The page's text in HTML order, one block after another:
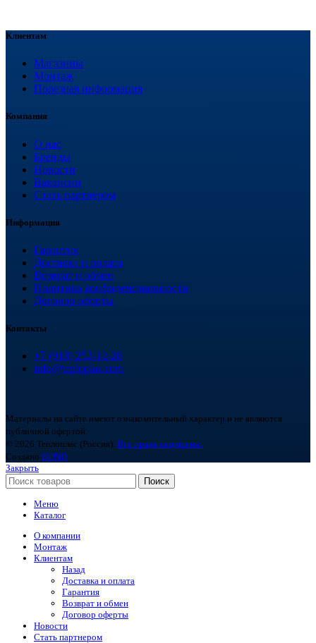
Клиентам
Магазины
Монтаж
Полезная информация
Компания
О нас
Бренды
Новости
Вакансии
Стать партнером
Информация
Гарантия
Доставка и оплата
Возврат и обмен
Политика конфиденциальности
Договор оферты
Контакты
+7 (918) 252-12-26
info@teploplas.com
Материалы на сайте имеют ознакомительный характер и не являются
публичной офертой.
© 2026 Теплоплас (Россия). Все права защищены.
Создано BOND
Закрыть
Поиск
Меню
Каталог
О компании
Монтаж
Клиентам
Назад
Доставка и оплата
Гарантия
Возврат и обмен
Договор оферты
Новости
Стать партнером